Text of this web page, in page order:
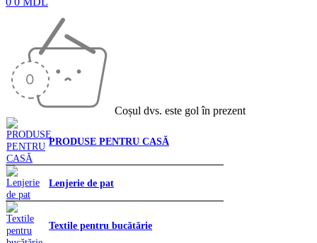
Coșul dvs. este gol în prezent
PRODUSE PENTRU CASĂ
Lenjerie de pat
Textile pentru bucătărie